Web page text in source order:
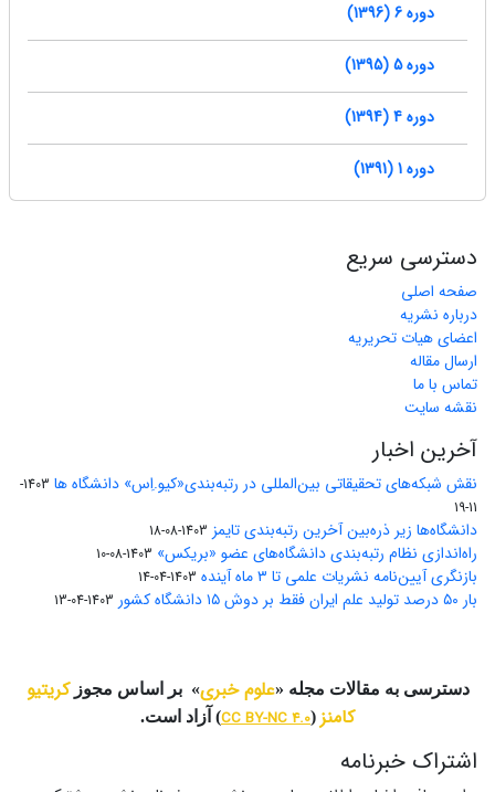
دوره 6 (1396)
دوره 5 (1395)
دوره 4 (1394)
دوره 1 (1391)
دسترسی سریع
صفحه اصلی
درباره نشریه
اعضای هیات تحریریه
ارسال مقاله
تماس با ما
نقشه سایت
آخرین اخبار
نقش شبکه‌های تحقیقاتی بین‌المللی در رتبه‌بندی«کیو.اِس» دانشگاه ها
1403-
11-19
دانشگاه‌ها زیر ذره‌بین آخرین رتبه‌بندی تایمز 1403-08-18
راه‌اندازی نظام رتبه‌بندی دانشگاه‌‌های عضو «بریکس» 1403-08-10
بازنگری آیین‌نامه نشریات علمی تا ۳ ماه آینده 1403-04-14
بار ۵۰ درصد تولید علم ایران فقط بر دوش ۱۵ دانشگاه کشور 1403-04-13
دسترسی به مقالات مجله «علوم خبری» بر اساس مجوزکریتیو
کامنز (
CC BY-NC 4.0) آزاد است.
اشتراک خبرنامه